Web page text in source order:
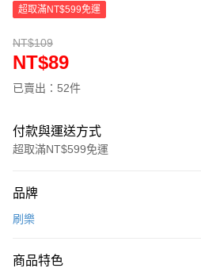
超取滿NT$599免運
NT$109
NT$89
已賣出：52件
付款與運送方式
超取滿NT$599免運
信用卡一次付款
LINE Pay
品牌
刷樂
商品特色